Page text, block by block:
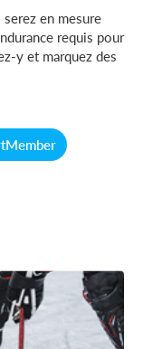
en mesure
requis pour
y et marquez des